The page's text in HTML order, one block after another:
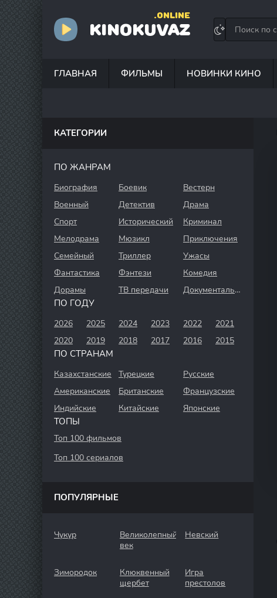
KINOKUVAZ
.ONLINE
ГЛАВНАЯ ФИЛЬМЫ НОВИНКИ КИНО
КАТЕГОРИИ
ПО ЖАНРАМ
Биография Боевик
Вестерн
Военный
Детектив
Драма
Спорт
Исторический
Криминал
Мелодрама
Мюзикл
Приключения
Семейный
Триллер
Ужасы
Фантастика
Фэнтези
Комедия
Дорамы
ТВ передачи Документальный
ПО ГОДУ
2026 2025 2024 2023 2022
2021
2020
2019 2018 2017 2016 2015
ПО СТРАНАМ
Казахстанские Турецкие
Русские
Американские
Британские
Французские
Индийские
Китайские Японские
ТОПЫ
Топ 100 фильмов
Топ 100 сериалов
ПОПУЛЯРНЫЕ
Чукур
Великолепный
век
Невский
Зимородок
Клюквенный
щербет
Игра
престолов